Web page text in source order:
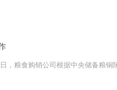
，粮食购销公司根据中央储备粮